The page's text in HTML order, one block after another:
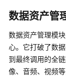
接
数
据
精
炼
数据资产管
数据资产管理模
心。它打破了数
到最终调用的全
像、音频、视频